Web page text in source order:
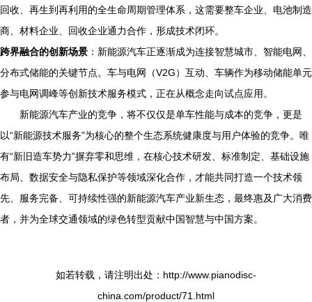
回收、再生到再利用的全生命周期管理体系，这需要整车企业、电池制造
商、材料企业、回收企业通力合作，形成技术闭环。
跨界融合的创新场景 ：新能源汽车正逐渐成为连接智慧城市、智能电网、
分布式储能的关键节点。车与电网（V2G）互动、车辆作为移动储能单元
参与电网调峰等创新技术服务模式，正在从概念走向试点应用。
新能源汽车产业的竞争，将不仅仅是单车性能与成本的竞争，更是
以“新能源技术服务”为核心的整个生态系统健康度与用户体验的竞争。唯
有“新旧造车势力”摒弃零和思维，在核心技术研发、标准制定、基础设施
布局、数据安全与隐私保护等领域深化合作，才能共同打造一个技术领
先、服务完备、可持续性强的新能源汽车产业新生态，最终惠及广大消费
者，并为全球交通领域的绿色转型贡献中国智慧与中国方案。
如若转载，请注明出处：http://www.pianodisc-
china.com/product/71.html